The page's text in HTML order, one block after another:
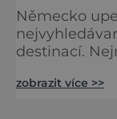
Německo
destinací.
rekonstrukce
zobrazit více >>